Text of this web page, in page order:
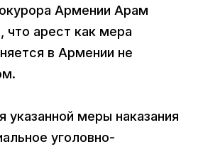
Армении Арам
что арест как мера
в Армении не
указанной меры наказания
уголовно-